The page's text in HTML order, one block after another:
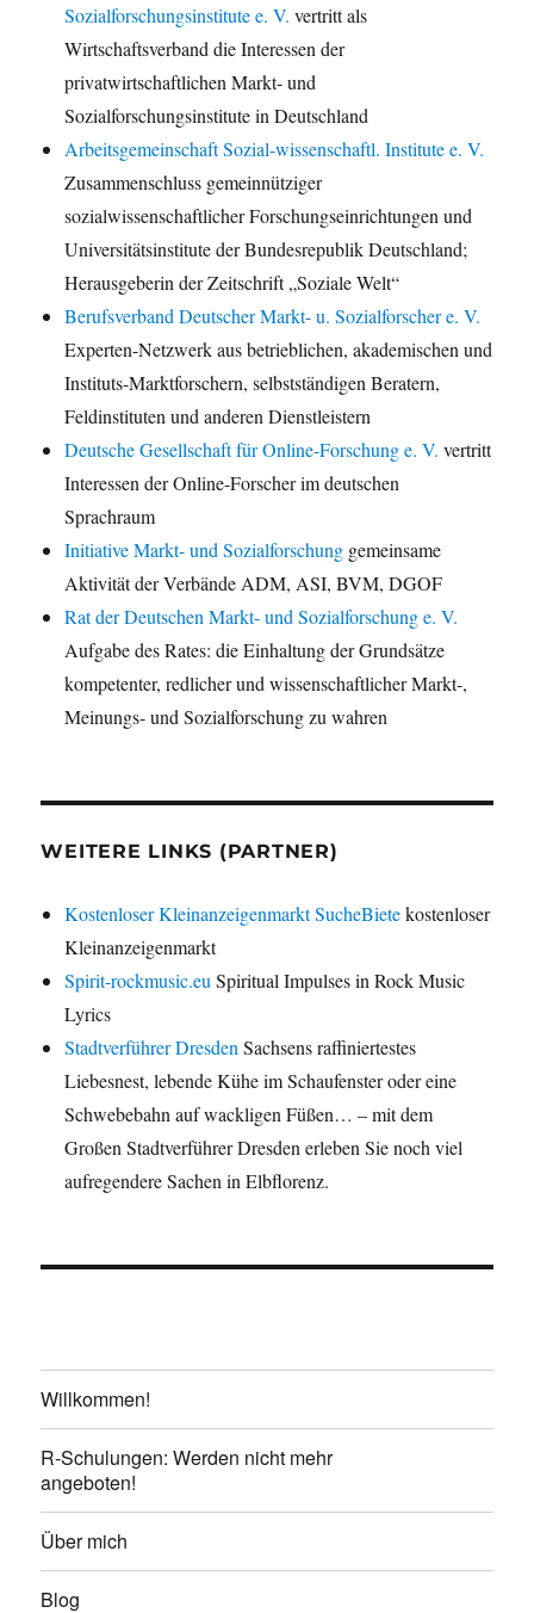
Sozialforschungsinstitute e. V. vertritt als
Wirtschaftsverband die Interessen der
privatwirtschaftlichen Markt- und
Sozialforschungsinstitute in Deutschland
Arbeitsgemeinschaft Sozial-wissenschaftl. Institute e. V.
Zusammenschluss gemeinnütziger
sozialwissenschaftlicher Forschungseinrichtungen und
Universitätsinstitute der Bundesrepublik Deutschland;
Herausgeberin der Zeitschrift „Soziale Welt“
Berufsverband Deutscher Markt- u. Sozialforscher e. V.
Experten-Netzwerk aus betrieblichen, akademischen und
Instituts-Marktforschern, selbstständigen Beratern,
Feldinstituten und anderen Dienstleistern
Deutsche Gesellschaft für Online-Forschung e. V. vertritt
Interessen der Online-Forscher im deutschen
Sprachraum
Initiative Markt- und Sozialforschung gemeinsame
Aktivität der Verbände ADM, ASI, BVM, DGOF
Rat der Deutschen Markt- und Sozialforschung e. V.
Aufgabe des Rates: die Einhaltung der Grundsätze
kompetenter, redlicher und wissenschaftlicher Markt-,
Meinungs- und Sozialforschung zu wahren
WEITERE LINKS (PARTNER)
Kostenloser Kleinanzeigenmarkt SucheBietekostenloser
Kleinanzeigenmarkt
Spirit-rockmusic.eu Spiritual Impulses in Rock Music
Lyrics
Stadtverführer Dresden Sachsens raffiniertestes
Liebesnest, lebende Kühe im Schaufenster oder eine
Schwebebahn auf wackligen Füßen… – mit dem
Großen Stadtverführer Dresden erleben Sie noch viel
aufregendere Sachen in Elbflorenz.
Willkommen!
R-Schulungen: Werden nicht mehr
angeboten!
Über mich
Blog